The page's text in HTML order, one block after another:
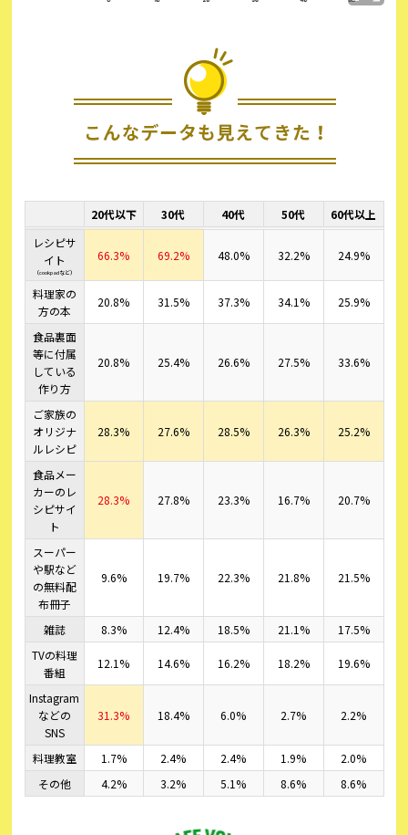
20代以下 30代 40代 50代
60代以上
レシピサ
イト
（cookpadなど）
66.3% 69.2% 48.0% 32.2% 24.9%
料理家の
方の本
20.8% 31.5% 37.3% 34.1% 25.9%
食品裏面
等に付属
している
作り方
20.8% 25.4% 26.6% 27.5% 33.6%
ご家族の
オリジナ
ルレシピ
28.3% 27.6% 28.5% 26.3% 25.2%
食品メー
カーのレ
シピサイ
ト
28.3% 27.8% 23.3% 16.7% 20.7%
スーパー
や駅など
の無料配
布冊子
9.6% 19.7% 22.3% 21.8% 21.5%
雑誌 8.3% 12.4% 18.5% 21.1%
17.5%
TVの料理
番組
12.1% 14.6% 16.2% 18.2% 19.6%
Instagram
などの
SNS
31.3% 18.4% 6.0% 2.7% 2.2%
料理教室 1.7% 2.4% 2.4% 1.9%
2.0%
その他
4.2% 3.2% 5.1% 8.6% 8.6%